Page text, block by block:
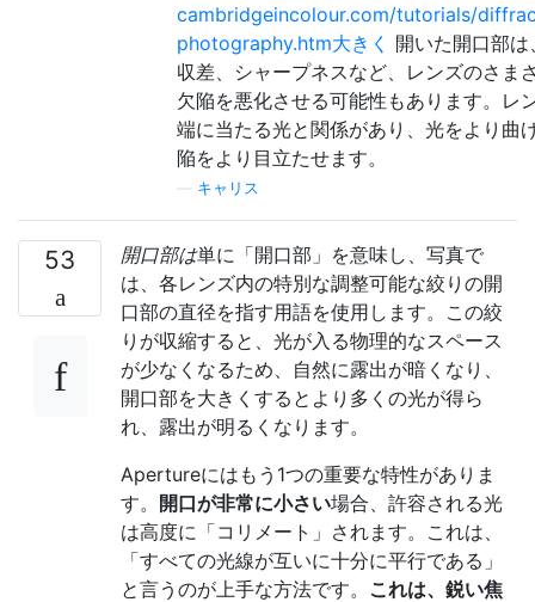
cambridgeincolour.com/tutorials/
photography.htm大きく 開いた開口部は
収差、シャープネスなど、レンズのさま
欠陥を悪化させる可能性もあります。レ
端に当たる光と関係があり、光をより曲
陥をより目立たせます。
キャリス
53 開口部は単に「開口部」を意味し、写真で
は、各レンズ内の特別な調整可能な絞りの開
口部の直径を指す用語を使用します。この絞
りが収縮すると、光が入る物理的なスペース
が少なくなるため、自然に露出が暗くなり、
開口部を大きくするとより多くの光が得ら
れ、露出が明るくなります。
Apertureにはもう1つの重要な特性がありま
す。 開口が非常に小さい場合、許容される光
は高度に「コリメート」されます。これは、
「すべての光線が互いに十分に平行である」
と言うのが上手な方法です。 これは、鋭い焦